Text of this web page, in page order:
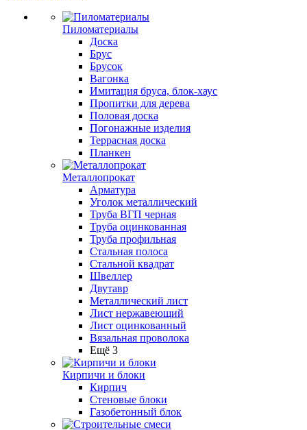
Пиломатериалы
Доска
Брус
Брусок
Вагонка
Имитация бруса, блок-хаус
Пропитки для дерева
Половая доска
Погонажные изделия
Террасная доска
Планкен
Металлопрокат
Арматура
Уголок металлический
Труба ВГП черная
Труба оцинкованная
Труба профильная
Стальная полоса
Стальной квадрат
Швеллер
Двутавр
Металлический лист
Лист нержавеющий
Лист оцинкованный
Вязальная проволока
Ещё 3
Кирпичи и блоки
Кирпич
Стеновые блоки
Газобетонный блок